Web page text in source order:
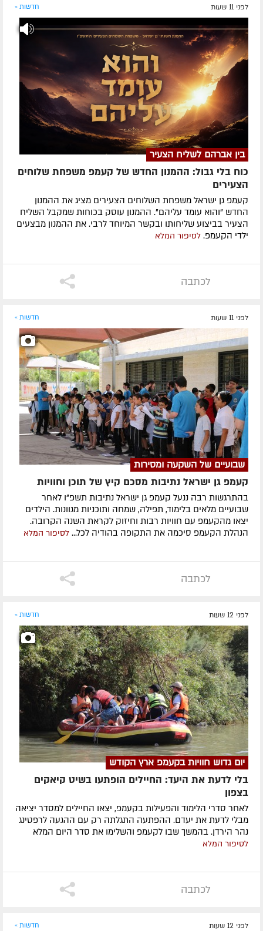
לפני 11 שעות חדשות »
בין אברהם לשליח הצעיר
כוח בלי גבול: ההמנון החדש של קעמפ משפחת שלוחים
הצעירים
קעמפ גן ישראל משפחת השלוחים הצעירים מציג את ההמנון
החדש "והוא עומד עליהם". ההמנון עוסק בכוחות שמקבל השליח
הצעיר בביצוע שליחותו ובקשר המיוחד לרבי. את ההמנון מבצעים
ילדי הקעמפ. לסיפור המלא
לכתבה
לפני 11 שעות חדשות »
שבועיים של השקעה ומסירות
קעמפ גן ישראל נתיבות מסכם קיץ של תוכן וחוויות
בהתרגשות רבה ננעל קעמפ גן ישראל נתיבות תשפ"ו לאחר
שבועיים מלאים בלימוד, תפילה, שמחה ותוכניות מגוונות. הילדים
יצאו מהקעמפ עם חוויות רבות וחיזוק לקראת השנה הקרובה.
הנהלת הקעמפ סיכמה את התקופה בהודיה לכל... לסיפור המלא
לכתבה
לפני 12 שעות חדשות »
יום גדוש חוויות בקעמפ ארץ הקודש
בלי לדעת את היעד: החיילים הופתעו בשיט קיאקים
בצפון
לאחר סדרי הלימוד והפעילות בקעמפ, יצאו החיילים למסדר יציאה
מבלי לדעת את יעדם. ההפתעה התגלתה רק עם ההגעה לרפטינג
נהר הירדן. בהמשך שבו לקעמפ והשלימו את סדר היום המלא
לסיפור המלא
לכתבה
לפני 12 שעות חדשות »